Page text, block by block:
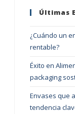
Últimas
¿Cuándo un
rentable?
Éxito en
packaging
Envases que
tendencia